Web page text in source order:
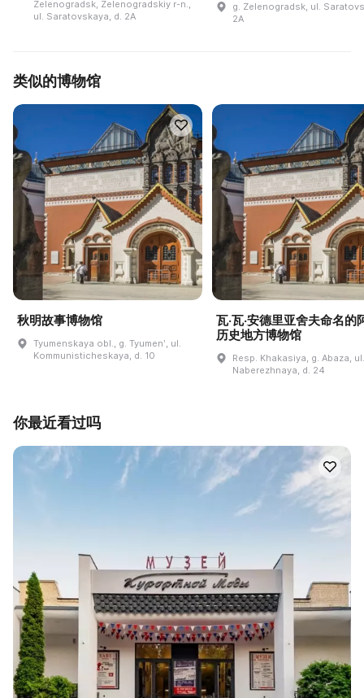
Zelenogradsk, Zelenogradskiy r-n.,
ul. Saratovskaya, d. 2A
g. Zelenogradsk, ul.
2A
类似的博物馆
秋明故事博物馆
Tyumenskaya obl., g. Tyumenʹ, ul.
Kommunisticheskaya, d. 10
瓦·瓦·安德里亚舍夫命名的
历史地方博物馆
Resp. Khakasiya, g. Abaza, ul.
Naberezhnaya, d. 24
你最近看过吗